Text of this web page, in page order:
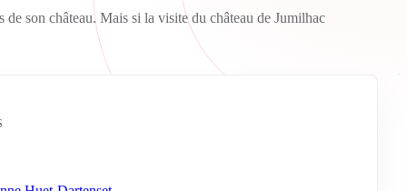
son château. Mais si la visite du château de Jumilhac